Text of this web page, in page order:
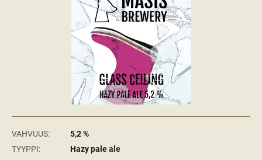
VAHVUUS:
5,2 %
TYYPPI:
Hazy pale ale